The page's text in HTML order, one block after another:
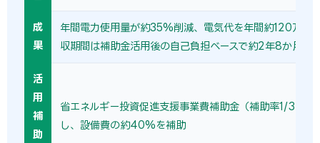
成
果
年間電力使用量が約35%削減、電気代を年間約120万円
収期間は補助金活用後の自己負担ベースで約2年8か月。
活
用
補
助
省エネルギー投資促進支援事業費補助金（補助率1/3〜1/
し、設備費の約40%を補助